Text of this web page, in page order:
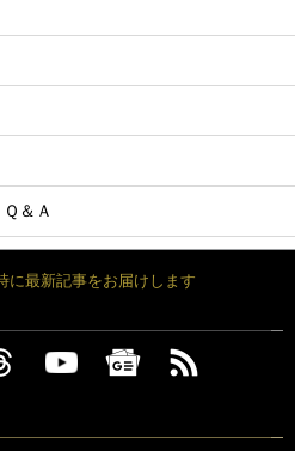
＆Ａ
に最新記事をお届けします